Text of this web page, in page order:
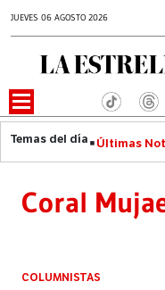
JUEVES 06 AGOSTO 2026
Últimas
Coral
COLUMNISTAS